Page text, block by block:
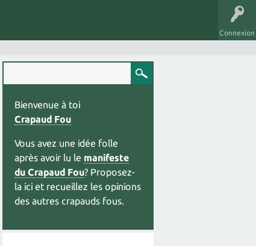
Connexion
Bienvenue à toi
Crapaud Fou
Vous avez une idée folle
après avoir lu le manifeste
du Crapaud Fou? Proposez-
la ici et recueillez les opinions
des autres crapauds fous.